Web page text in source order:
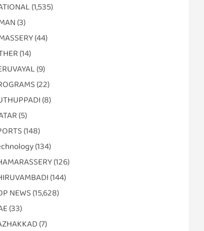
(1,535)
(3)
(44)
(14)
(9)
(22)
(8)
(5)
(148)
(134)
(126)
(144)
NEWS (15,628)
(33)
(7)